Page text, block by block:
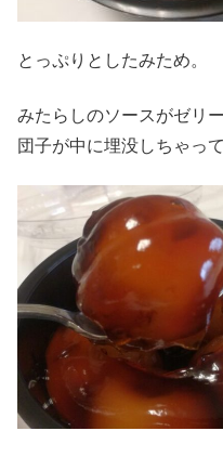
とっぷりとしたみため。
みたらしのソースがゼリー
団子が中に埋没しちゃっ